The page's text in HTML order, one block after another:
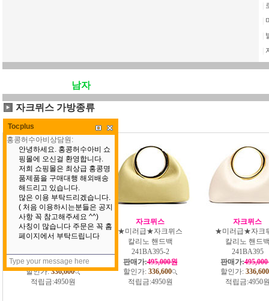
남자
자크뮈스 가방종류
자크뮈스 가방종류 총 개
자크뮈스
★미러급★자크뮈스
칼리노 핸드백
판매가:495,000원
할인가:336,600
적립금:4950원
자크뮈스
★미러급★자크뮈스
칼리노 핸드백
241BA395-2
판매가:495,000원
할인가: 336,600
적립금:4950원
자크뮈스
★미러급★자크
칼리노 핸드
241BA395
판매가:
할인가: 336,600
적립금:4950
Tocplus